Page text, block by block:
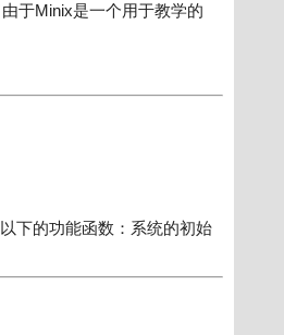
于Minix是一个用于教学的
下的功能函数：系统的初始